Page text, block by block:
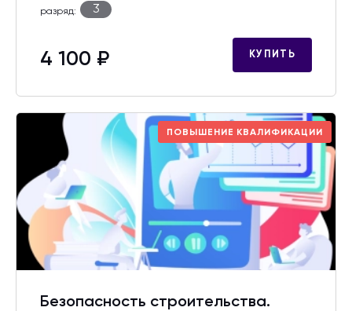
разряд: 3
4 100 ₽ КУПИТЬ
ПОВЫШЕНИЕ КВАЛИФИКАЦИИ
Безопасность строительства.